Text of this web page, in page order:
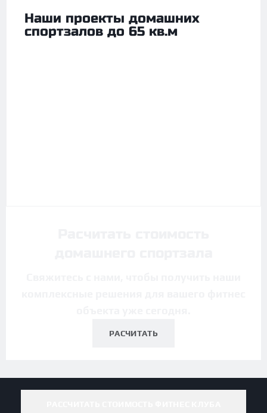
Наши проекты домашних
спортзалов до 65 кв.м
РАСЧИТАТЬ